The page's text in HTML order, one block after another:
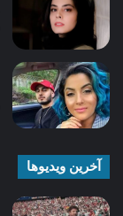
آخرین ویدیوها